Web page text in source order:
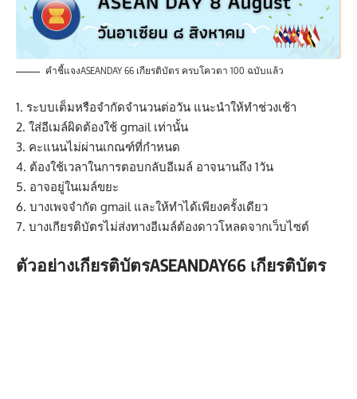
คำชี้แจงASEANDAY 66 เกียรติบัตร ครบโควตา 100 ฉบับแล้ว
1. ระบบเต็มหรือจำกัดจำนวนต่อวัน แนะนำให้ทำช่วงเช้า
2. ใส่อีเมล์ผิดต้องใช้ gmail เท่านั้น
3. คะแนนไม่ผ่านเกณฑ์ที่กำหนด
4. ต้องใช้เวลาในการตอบกลับอีเมล์ อาจนานถึง 1วัน
5. อาจอยู่ในเมล์ขยะ
6. บางเพจจำกัด gmail และให้ทำได้เพียงครั้งเดียว
7. บางเกียรติบัตรไม่ส่งทางอีเมล์ต้องดาวโหลดจากเว็บไซต์
ตัวอย่างเกียรติบัตรASEANDAY66 เกียรติบัตร